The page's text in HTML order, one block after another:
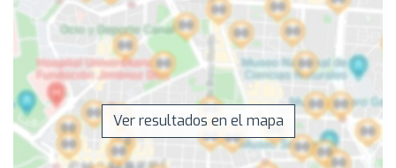
Ver resultados en el mapa